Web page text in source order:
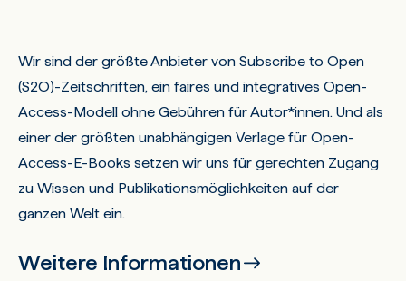
Wir sind der größte Anbieter von Subscribe to Open
(S2O)-Zeitschriften, ein faires und integratives Open-
Access-Modell ohne Gebühren für Autor*innen. Und als
einer der größten unabhängigen Verlage für Open-
Access-E-Books setzen wir uns für gerechten Zugang
zu Wissen und Publikationsmöglichkeiten auf der
ganzen Welt ein.
Weitere Informationen